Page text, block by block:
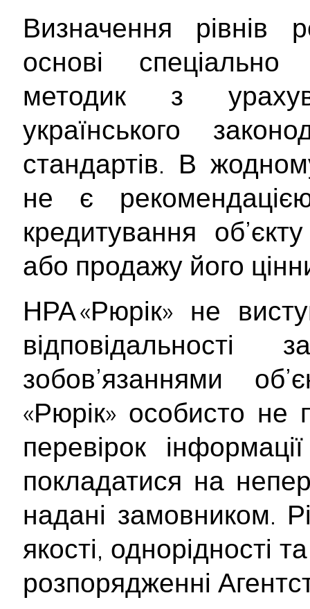
Визначення рівнів
основі спеціально
методик з
українського
стандартів. В
не є
кредитування
або продажу його
НРА «Рюрік» не
зобов’язаннями
«Рюрік» особисто не
перевірок
покладатися на
надані замовником.
якості, однорідності
розпорядженні